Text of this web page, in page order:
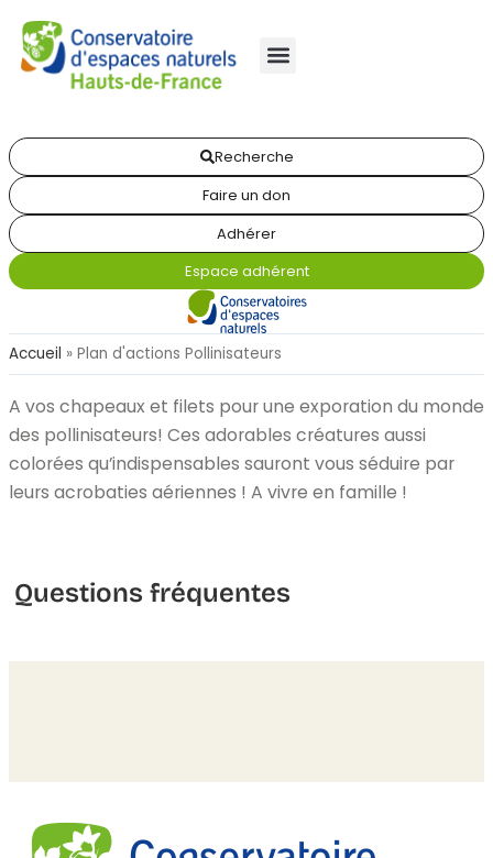
Recherche
Faire un don
Adhérer
Espace adhérent
Accueil » Plan d'actions Pollinisateurs
A vos chapeaux et filets pour une exporation du monde
des pollinisateurs! Ces adorables créatures aussi
colorées qu’indispensables sauront vous séduire par
leurs acrobaties aériennes ! A vivre en famille !
Questions fréquentes